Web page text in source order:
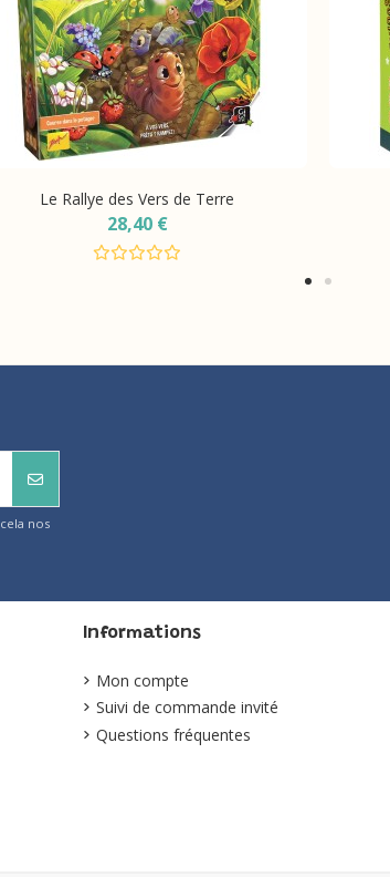
Le Rallye des Vers de Terre
28,40 €
nos
Informations
Mon compte
Suivi de commande invité
Questions fréquentes